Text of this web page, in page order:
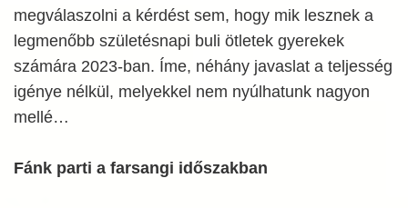
megválaszolni a kérdést sem, hogy mik lesznek a
legmenőbb születésnapi buli ötletek gyerekek
számára 2023-ban. Íme, néhány javaslat a teljesség
igénye nélkül, melyekkel nem nyúlhatunk nagyon
mellé…
Fánk parti a farsangi időszakban